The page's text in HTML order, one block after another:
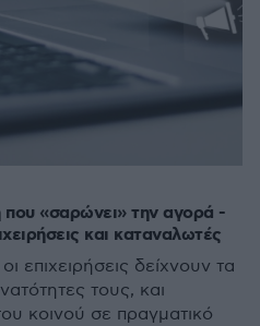
«σαρώνει» την αγορά -
και καταναλωτές
επιχειρήσεις δείχνουν τα
τους, και
κοινού σε πραγματικό